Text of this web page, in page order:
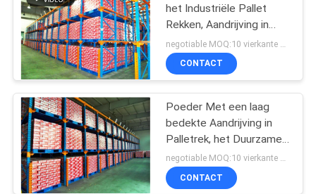
Industriële
Mezzanine Vloeren
het Industriële Pallet
Rekken, Aandrijving in
Pallet het Rekken
Systeem
CONTACT
Poeder Met een laag
bedekte Aandrijving in
Palletrek, het Duurzame
Staalpallet Rekken
negotiable MOQ:10 vierkante meter
CONTACT